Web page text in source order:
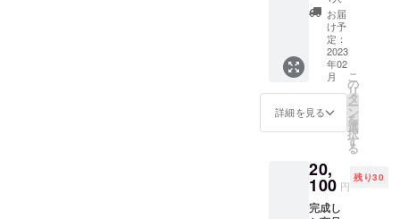
荷時期
が遅れ
る場合
があり
ます。
た場
合、正
規販売
価格が
販売予
定価格
より下
がる可
※ご注文
状況、
製造工
程上の
ヘッド
付」(カ
ラー選
択可能)
一般販
売予定
価格
17,500
円税込
→15%
14,800
円税込/
送料込
※皆様の
お届
け予
定：
2023
年02
月
詳細を見る
こ
の
リ
タ
ー
ン
を
選
択
す
る
20,
100 円
残り30
完成し